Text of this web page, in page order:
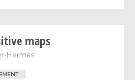
maps
Hermes